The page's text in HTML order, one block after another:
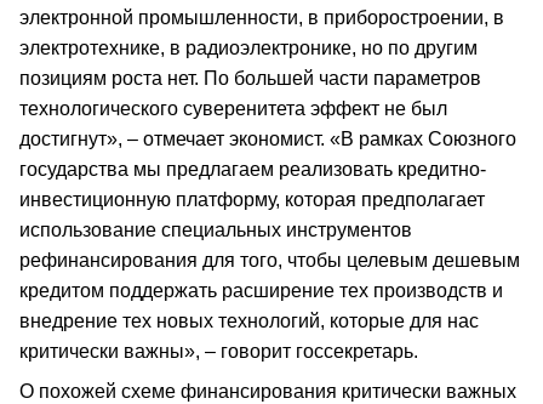
электронной промышленности, в приборостроении, в
электротехнике, в радиоэлектронике, но по другим
позициям роста нет. По большей части параметров
технологического суверенитета эффект не был
достигнут», – отмечает экономист. «В рамках Союзного
государства мы предлагаем реализовать кредитно-
инвестиционную платформу, которая предполагает
использование специальных инструментов
рефинансирования для того, чтобы целевым дешевым
кредитом поддержать расширение тех производств и
внедрение тех новых технологий, которые для нас
критически важны», – говорит госсекретарь.
О похожей схеме финансирования критически важных